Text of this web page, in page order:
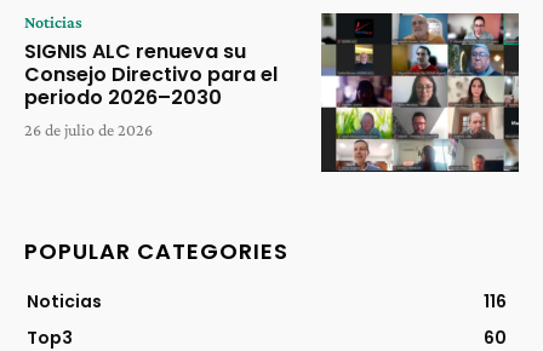
Noticias
SIGNIS ALC renueva su
Consejo Directivo para el
periodo 2026–2030
26 de julio de 2026
POPULAR CATEGORIES
Noticias
116
Top3
60